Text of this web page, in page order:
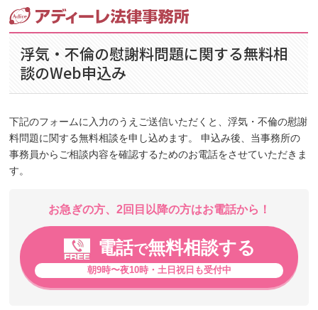
浮気・不倫の慰謝料問題に関する無料相
談のWeb申込み
下記のフォームに入力のうえご送信いただくと、浮気・不倫の慰謝
料問題に関する無料相談を申し込めます。 申込み後、当事務所の
事務員からご相談内容を確認するためのお電話をさせていただきま
す。
お急ぎの方、2回目以降の方はお電話から！
電話で無料相談する
朝9時〜夜10時・土日祝日も受付中